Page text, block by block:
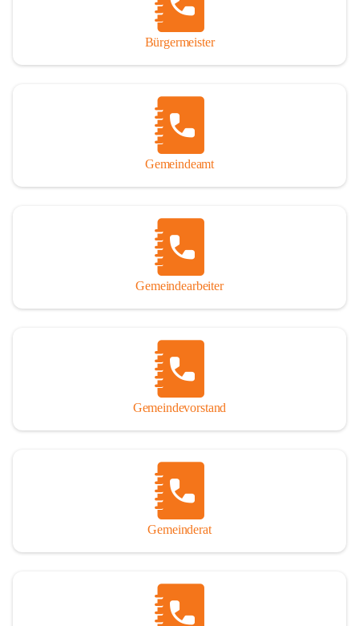
dieses Buches wesentlich beigetragen haben.
Der Zeitdruck war enorm, um das Werk auch zeitgerecht für das
Jubiläumsjahr abschließen zu können. Daher mag um Nachsicht
Ausführlichkeit behandelt erscheinen, oder auch der eine oder
andere Fehler unterlief. Die Autoren haben nach ihren
individuellen Möglichkeiten mit bestem Wissen und Gewissen
Andreas Rohatsch wurde auf das System der Fußnoten verzichtet.
Wo eine genaue Quellenangabe sinnvoll und notwendig erschien,
sind die entsprechenden Quellenhinweise in den fließenden Text
eingearbeitet. Der leichteren Lesbarkeit halber ist auch von einer
streng gendergerechten Ausdrucksform Abstand genommen
So darf ich Sie zu einer interessanten, vergnüglichen und
manchmal auch nachdenklich machenden Zeitreise durch die
Jahrhunderte, ja Jahrtausende alte Geschichte von der Steinzeit
einladen.
Bürgermeister
Gemeindeamt
Gemeindearbeiter
Gemeindevorstand
Gemeinderat